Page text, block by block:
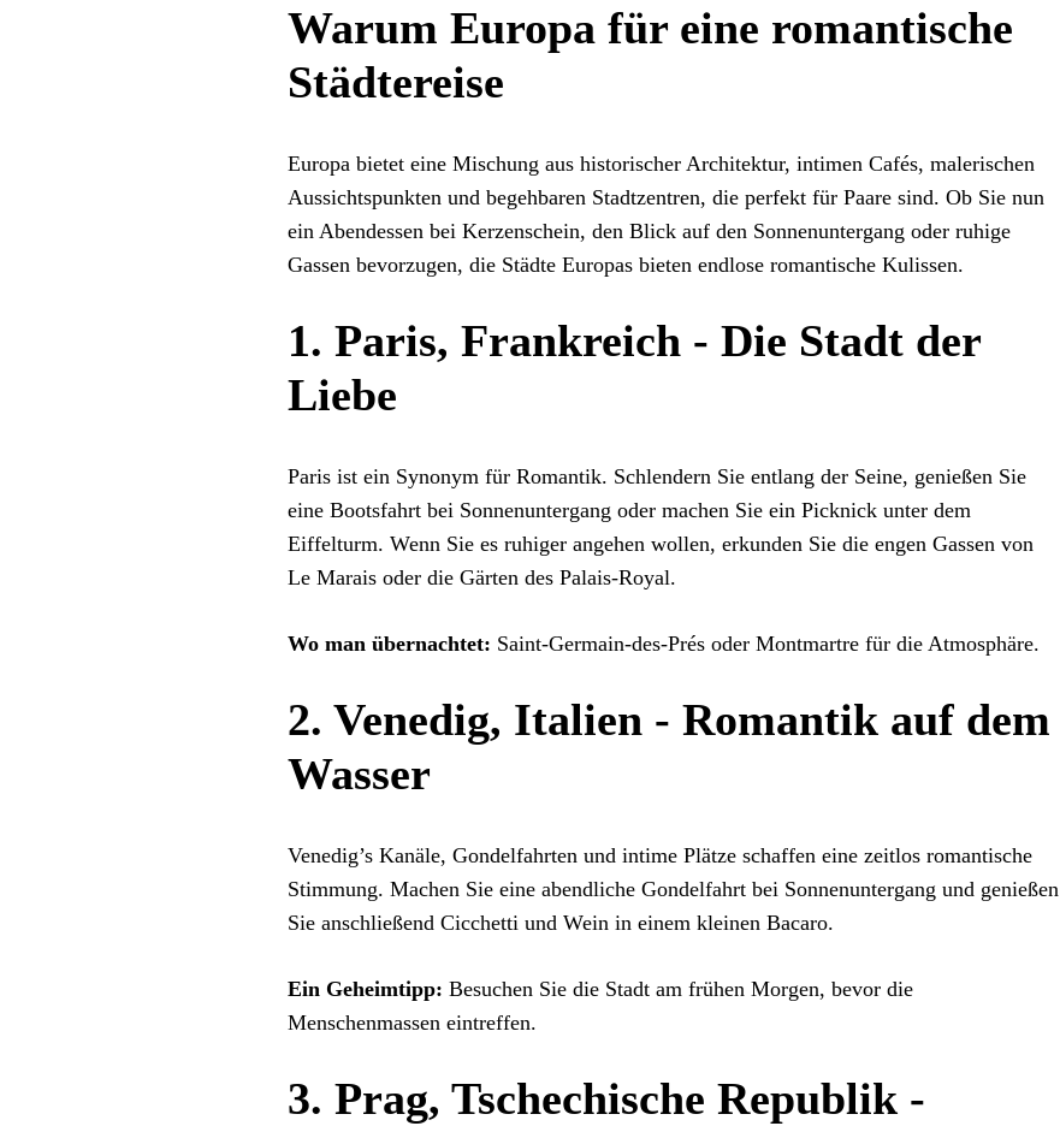
Warum Europa für eine romantische
Städtereise
Europa bietet eine Mischung aus historischer Architektur, intimen Cafés, malerischen
Aussichtspunkten und begehbaren Stadtzentren, die perfekt für Paare sind. Ob Sie nun
ein Abendessen bei Kerzenschein, den Blick auf den Sonnenuntergang oder ruhige
Gassen bevorzugen, die Städte Europas bieten endlose romantische Kulissen.
1. Paris, Frankreich - Die Stadt der
Liebe
Paris ist ein Synonym für Romantik. Schlendern Sie entlang der Seine, genießen Sie
eine Bootsfahrt bei Sonnenuntergang oder machen Sie ein Picknick unter dem
Eiffelturm. Wenn Sie es ruhiger angehen wollen, erkunden Sie die engen Gassen von
Le Marais oder die Gärten des Palais-Royal.
Wo man übernachtet: Saint-Germain-des-Prés oder Montmartre für die Atmosphäre.
2. Venedig, Italien - Romantik auf dem
Wasser
Venedig’s Kanäle, Gondelfahrten und intime Plätze schaffen eine zeitlos romantische
Stimmung. Machen Sie eine abendliche Gondelfahrt bei Sonnenuntergang und genießen
Sie anschließend Cicchetti und Wein in einem kleinen Bacaro.
Ein Geheimtipp: Besuchen Sie die Stadt am frühen Morgen, bevor die
Menschenmassen eintreffen.
3. Prag, Tschechische Republik -